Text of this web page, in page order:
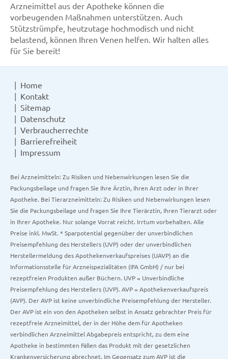
Arzneimittel aus der Apotheke können die
vorbeugenden Maßnahmen unterstützen. Auch
Stützstrümpfe, heutzutage hochmodisch und nicht
belastend, können Ihren Venen helfen. Wir halten alles
für Sie bereit!
Home
Kontakt
Sitemap
Datenschutz
Verbraucherrechte
Barrierefreiheit
Impressum
Bei Arzneimitteln: Zu Risiken und Nebenwirkungen lesen Sie die
Packungsbeilage und fragen Sie Ihre Ärztin, Ihren Arzt oder in Ihrer
Apotheke. Bei Tierarzneimitteln: Zu Risiken und Nebenwirkungen lesen
Sie die Packungsbeilage und fragen Sie Ihre Tierärztin, Ihren Tierarzt oder
in Ihrer Apotheke. Nur solange Vorrat reicht. Irrtum vorbehalten. Alle
Preise inkl. MwSt. * Sparpotential gegenüber der unverbindlichen
Preisempfehlung des Herstellers (UVP) oder der unverbindlichen
Herstellermeldung des Apothekenverkaufspreises (UAVP) an die
Informationsstelle für Arzneispezialitäten (IFA GmbH) / nur bei
rezeptfreien Produkten außer Büchern. UVP = Unverbindliche
Preisempfehlung des Herstellers (UVP). AVP = Apothekenverkaufspreis
(AVP). Der AVP ist keine unverbindliche Preisempfehlung der Hersteller.
Der AVP ist ein von den Apotheken selbst in Ansatz gebrachter Preis für
rezeptfreie Arzneimittel, der in der Höhe dem für Apotheken
verbindlichen Arzneimittel Abgabepreis entspricht, zu dem eine
Apotheke in bestimmten Fällen das Produkt mit der gesetzlichen
Krankenversicherung abrechnet. Im Gegensatz zum AVP ist die